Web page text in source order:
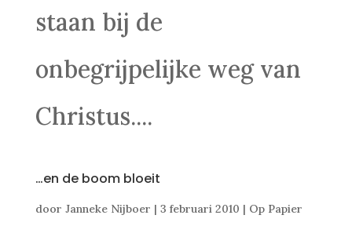
staan bij de
onbegrijpelijke weg van
Christus....
…en de boom bloeit
door Janneke Nijboer | 3 februari 2010 | Op Papier